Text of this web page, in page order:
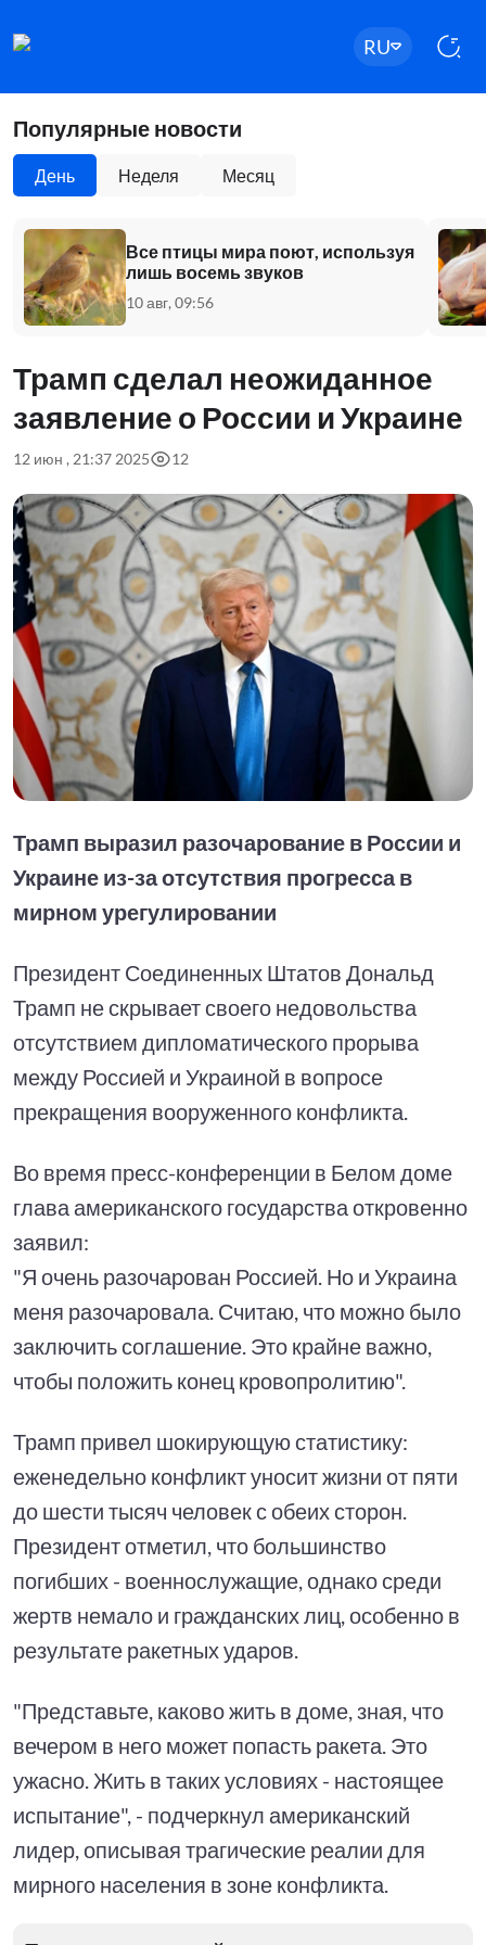
RU
Популярные новости
День Неделя Месяц
Все птицы мира поют, используя
лишь восемь звуков
10 авг, 09:56
Трамп сделал неожиданное
заявление о России и Украине
12 июн , 21:37 2025 12
Трамп выразил разочарование в России и
Украине из-за отсутствия прогресса в
мирном урегулировании
Президент Соединенных Штатов Дональд
Трамп не скрывает своего недовольства
отсутствием дипломатического прорыва
между Россией и Украиной в вопросе
прекращения вооруженного конфликта.
Во время пресс-конференции в Белом доме
глава американского государства откровенно
заявил:
"Я очень разочарован Россией. Но и Украина
меня разочаровала. Считаю, что можно было
заключить соглашение. Это крайне важно,
чтобы положить конец кровопролитию".
Трамп привел шокирующую статистику:
еженедельно конфликт уносит жизни от пяти
до шести тысяч человек с обеих сторон.
Президент отметил, что большинство
погибших - военнослужащие, однако среди
жертв немало и гражданских лиц, особенно в
результате ракетных ударов.
"Представьте, каково жить в доме, зная, что
вечером в него может попасть ракета. Это
ужасно. Жить в таких условиях - настоящее
испытание", - подчеркнул американский
лидер, описывая трагические реалии для
мирного населения в зоне конфликта.